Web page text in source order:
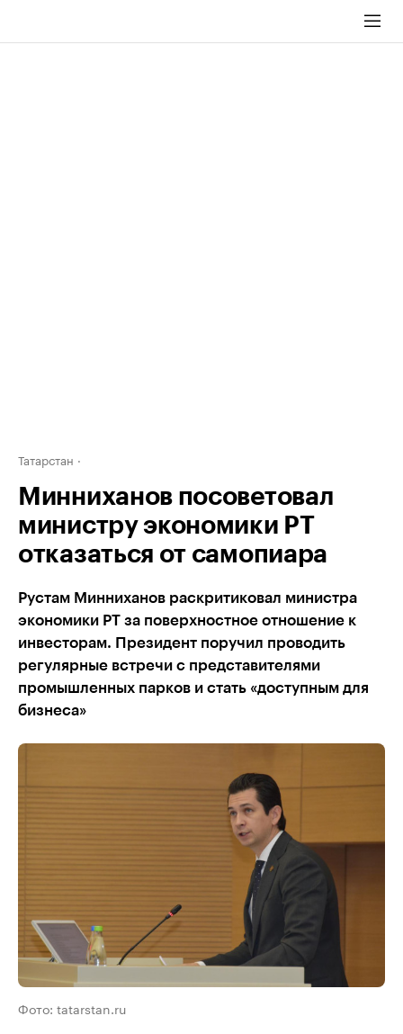
Татарстан
Минниханов посоветовал
министру экономики РТ
отказаться от самопиара
Рустам Минниханов раскритиковал министра
экономики РТ за поверхностное отношение к
инвесторам. Президент поручил проводить
регулярные встречи с представителями
промышленных парков и стать «доступным для
бизнеса»
Фото: tatarstan.ru